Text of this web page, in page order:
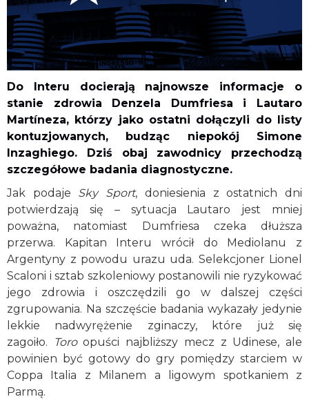
Do Interu docierają najnowsze informacje o
stanie zdrowia Denzela Dumfriesa i Lautaro
Martíneza, którzy jako ostatni dołączyli do listy
kontuzjowanych, budząc niepokój Simone
Inzaghiego. Dziś obaj zawodnicy przechodzą
szczegółowe badania diagnostyczne.
Jak podaje Sky Sport, doniesienia z ostatnich dni
potwierdzają się – sytuacja Lautaro jest mniej
poważna, natomiast Dumfriesa czeka dłuższa
przerwa. Kapitan Interu wrócił do Mediolanu z
Argentyny z powodu urazu uda. Selekcjoner Lionel
Scaloni i sztab szkoleniowy postanowili nie ryzykować
jego zdrowia i oszczędzili go w dalszej części
zgrupowania. Na szczęście badania wykazały jedynie
lekkie nadwyrężenie zginaczy, które już się
zagoiło.
Toroopuści najbliższy mecz z Udinese, ale
powinien być gotowy do gry pomiędzy starciem w
Coppa Italia z Milanem a ligowym spotkaniem z
Parmą.